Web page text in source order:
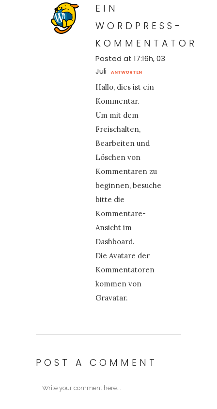
EIN
WORDPRESS-
KOMMENTATOR
Posted at 17:16h, 03
Juli
ANTWORTEN
Hallo, dies ist ein
Kommentar.
Um mit dem
Freischalten,
Bearbeiten und
Löschen von
Kommentaren zu
beginnen, besuche
bitte die
Kommentare-
Ansicht im
Dashboard.
Die Avatare der
Kommentatoren
kommen von
Gravatar.
POST A COMMENT